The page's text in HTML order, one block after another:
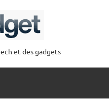
et des gadgets